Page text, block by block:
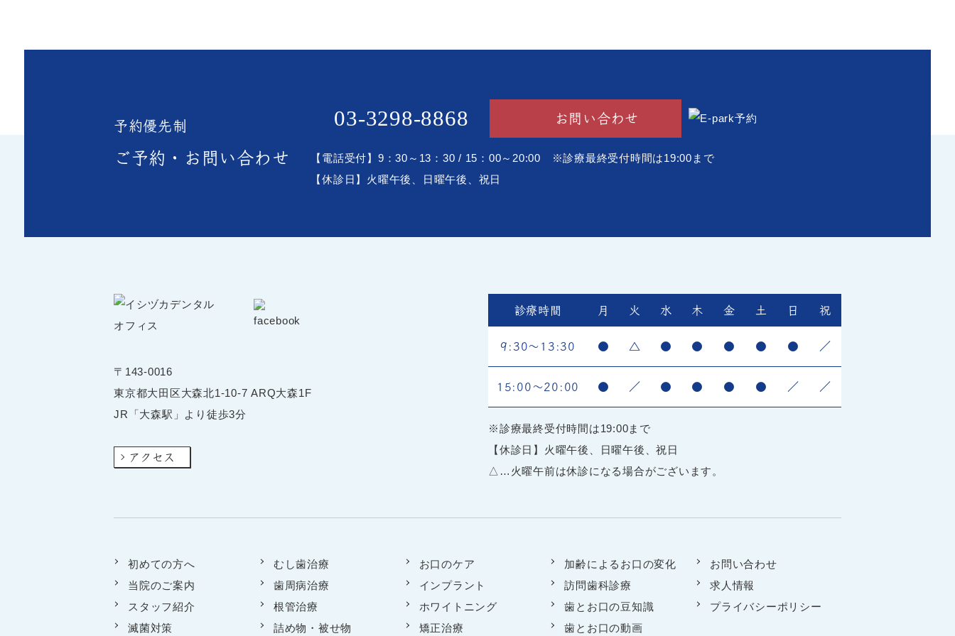
予約優先制
ご予約・お問い合わせ
03-3298-8868 お問い合わせ
【電話受付】9：30～13：30 / 15：00～20:00 ※診療最終受付時間は19:00まで
【休診日】火曜午後、日曜午後、祝日
〒143-0016
東京都大田区大森北1-10-7 ARQ大森1F
JR「大森駅」より徒歩3分
アクセス
診療時間 月 火 水 木 金 土 日 祝
9:30～13:30 ● △ ● ● ● ● ● ／
15:00～20:00 ● ／ ● ● ● ● ／ ／
※診療最終受付時間は19:00まで
【休診日】火曜午後、日曜午後、祝日
△…火曜午前は休診になる場合がございます。
初めての方へ
当院のご案内
スタッフ紹介
滅菌対策
むし歯治療
歯周病治療
根管治療
詰め物・被せ物
お口のケア
インプラント
ホワイトニング
矯正治療
加齢によるお口の変化
訪問歯科診療
歯とお口の豆知識
歯とお口の動画
お問い合わせ
求人情報
プライバシーポリシー